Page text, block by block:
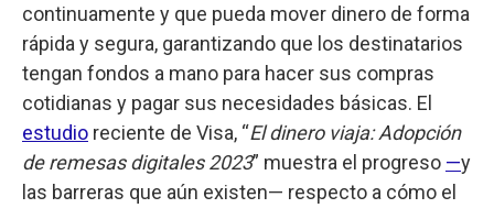
continuamente y que pueda mover dinero de forma
rápida y segura, garantizando que los destinatarios
tengan fondos a mano para hacer sus compras
cotidianas y pagar sus necesidades básicas. El
estudio reciente de Visa, “El dinero viaja: Adopción
de remesas digitales 2023” muestra el progreso —y
las barreras que aún existen— respecto a cómo el